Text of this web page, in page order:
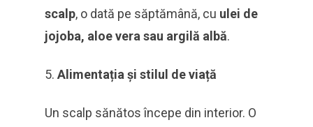
scalp, o dată pe săptămână, cu ulei de
jojoba, aloe vera sau argilă albă.
Alimentația și stilul de viață
Un scalp sănătos începe din interior. O